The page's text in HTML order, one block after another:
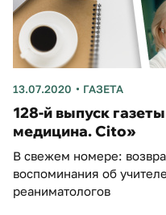
13.07.2020 ГАЗЕТА
128-й выпуск
медицина. Cito»
В свежем номере:
воспоминания об
реаниматологов